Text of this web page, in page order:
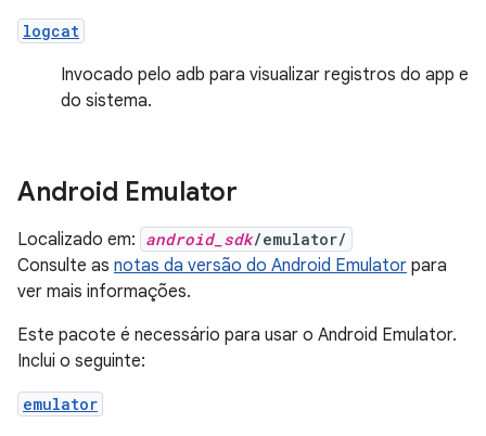
logcat
Invocado pelo adb para visualizar registros do app e
do sistema.
Android Emulator
Localizado em: android_sdk/emulator/
Consulte as notas da versão do Android Emulator para
ver mais informações.
Este pacote é necessário para usar o Android Emulator.
Inclui o seguinte:
emulator